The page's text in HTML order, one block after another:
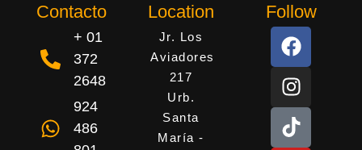
Contacto
+ 01
372
2648
924
486
Location
Jr. Los
Aviadores
217
Urb.
Santa
María -
Follow